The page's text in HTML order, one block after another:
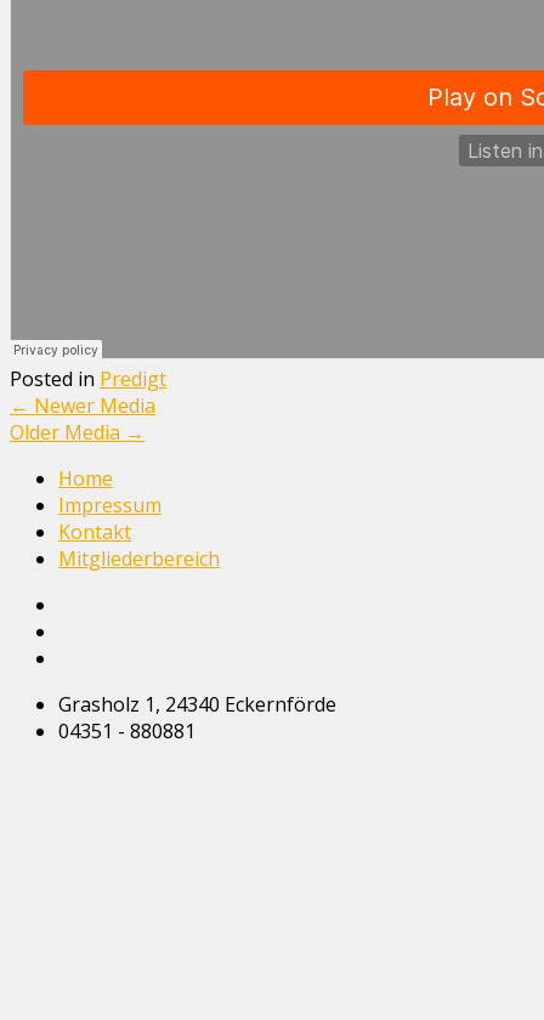
Posted in Predigt
← Newer Media
Older Media →
Home
Impressum
Kontakt
Mitgliederbereich
Grasholz 1, 24340 Eckernförde
04351 - 880881